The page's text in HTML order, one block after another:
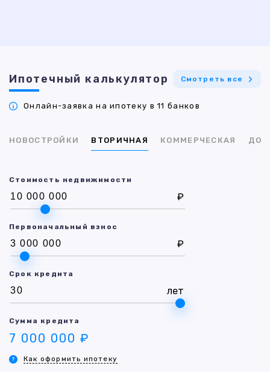
Ипотечный калькулятор Смотреть все
Онлайн-заявка на ипотеку в 11 банков
НОВОСТРОЙКИ ВТОРИЧНАЯ КОММЕРЧЕСКАЯ ДОМ
Стоимость недвижимости
₽
Первоначальный взнос
₽
Срок кредита
лет
Сумма кредита
7 000 000 ₽
Как оформить ипотеку